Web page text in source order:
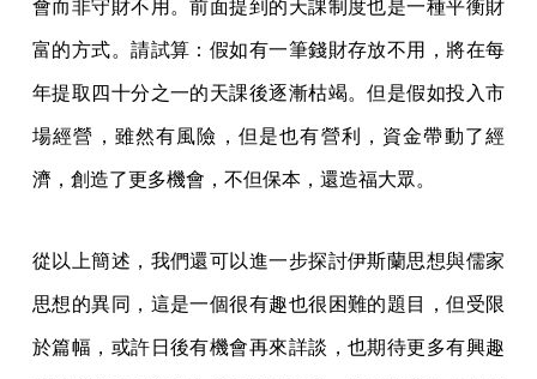
會而非守財不用。前面提到的天課制度也是一種平衡財
富的方式。請試算：假如有一筆錢財存放不用，將在每
年提取四十分之一的天課後逐漸枯竭。但是假如投入市
場經營，雖然有風險，但是也有營利，資金帶動了經
濟，創造了更多機會，不但保本，還造福大眾。
從以上簡述，我們還可以進一步探討伊斯蘭思想與儒家
思想的異同，這是一個很有趣也很困難的題目，但受限
於篇幅，或許日後有機會再來詳談，也期待更多有興趣